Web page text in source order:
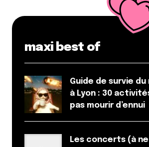
maxi best of
Guide de survie du
à Lyon : 30
pas mourir d’ennui
Les concerts (à